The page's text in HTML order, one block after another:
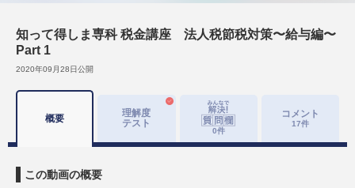
知って得しま専科 税金講座 法人税節税対策〜給与編〜
Part 1
2020年09月28日公開
概要
理解度
テスト
0件
コメント
17件
この動画の概要